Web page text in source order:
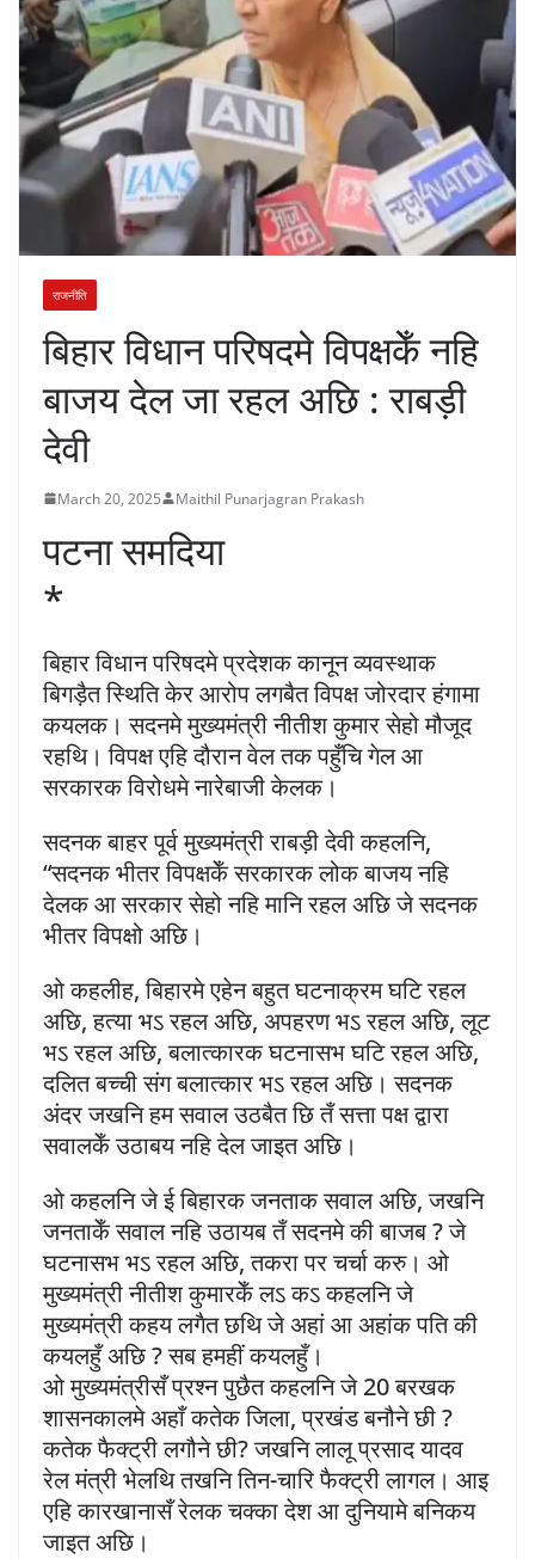
राजनीति
बिहार विधान परिषदमे विपक्षकेँ नहि
बाजय देल जा रहल अछि : राबड़ी
देवी
March 20, 2025 Maithil Punarjagran Prakash
पटना समदिया
*
बिहार विधान परिषदमे प्रदेशक कानून व्यवस्थाक
बिगड़ैत स्थिति केर आरोप लगबैत विपक्ष जोरदार हंगामा
कयलक। सदनमे मुख्यमंत्री नीतीश कुमार सेहो मौजूद
रहथि। विपक्ष एहि दौरान वेल तक पहुँचि गेल आ
सरकारक विरोधमे नारेबाजी केलक।
सदनक बाहर पूर्व मुख्यमंत्री राबड़ी देवी कहलनि,
“सदनक भीतर विपक्षकेँ सरकारक लोक बाजय नहि
देलक आ सरकार सेहो नहि मानि रहल अछि जे सदनक
भीतर विपक्षो अछि।
ओ कहलीह, बिहारमे एहेन बहुत घटनाक्रम घटि रहल
अछि, हत्या भऽ रहल अछि, अपहरण भऽ रहल अछि, लूट
भऽ रहल अछि, बलात्कारक घटनासभ घटि रहल अछि,
दलित बच्ची संग बलात्कार भऽ रहल अछि। सदनक
अंदर जखनि हम सवाल उठबैत छि तँ सत्ता पक्ष द्वारा
सवालकेँ उठाबय नहि देल जाइत अछि।
ओ कहलनि जे ई बिहारक जनताक सवाल अछि, जखनि
जनताकेँ सवाल नहि उठायब तँ सदनमे की बाजब ? जे
घटनासभ भऽ रहल अछि, तकरा पर चर्चा करु। ओ
मुख्यमंत्री नीतीश कुमारकेँ लऽ कऽ कहलनि जे
मुख्यमंत्री कहय लगैत छथि जे अहां आ अहांक पति की
कयलहुँ अछि ? सब हमहीं कयलहुँ।
ओ मुख्यमंत्रीसँ प्रश्न पुछैत कहलनि जे 20 बरखक
शासनकालमे अहाँ कतेक जिला, प्रखंड बनौने छी ?
कतेक फैक्ट्री लगौने छी? जखनि लालू प्रसाद यादव
रेल मंत्री भेलथि तखनि तिन-चारि फैक्ट्री लागल। आइ
एहि कारखानासँ रेलक चक्का देश आ दुनियामे बनिकय
जाइत अछि।